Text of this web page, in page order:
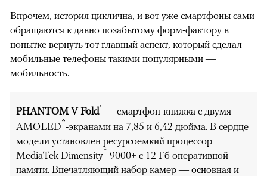
Впрочем, история циклична, и вот уже смартфоны сами
обращаются к давно позабытому форм-фактору в
попытке вернуть тот главный аспект, который сделал
мобильные телефоны такими популярными —
мобильность.
PHANTOM V Fold* — смартфон-книжка с двумя
AMOLED*-экранами на 7,85 и 6,42 дюйма. В сердце
модели установлен ресурсоемкий процессор
MediaTek Dimensity* 9000+ с 12 Гб оперативной
памяти. Впечатляющий набор камер — основная и